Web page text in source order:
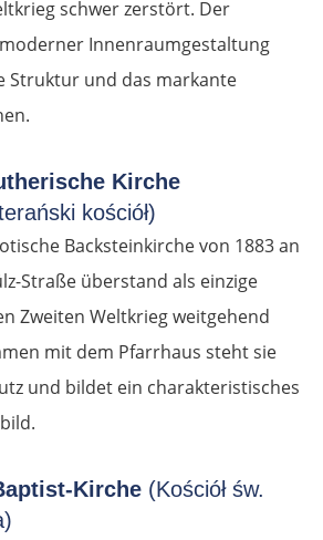
schwer zerstört. Der
Innenraumgestaltung
Struktur und das markante
Kirche
kościół)
Backsteinkirche von 1883 an
Straße überstand als einzige
Zweiten Weltkrieg weitgehend
mit dem Pfarrhaus steht sie
und bildet ein charakteristisches
Kirche (Kościół św.